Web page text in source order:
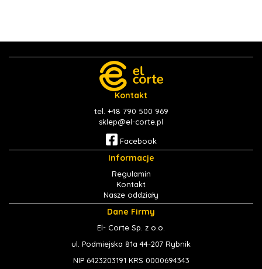
Kontakt
tel. +48 790 500 969
sklep@el-corte.pl
Facebook
Informacje
Regulamin
Kontakt
Nasze oddziały
Dane Firmy
El- Corte Sp. z o.o.
ul. Podmiejska 81a 44-207 Rybnik
NIP 6423203191 KRS 0000694343